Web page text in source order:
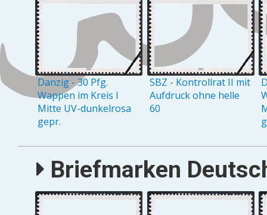
Danzig - 30 Pfg.
Wappen im Kreis I
Mitte UV-dunkelrosa
gepr.
SBZ - Kontrollrat II mit
Aufdruck ohne helle
60
Briefmarken